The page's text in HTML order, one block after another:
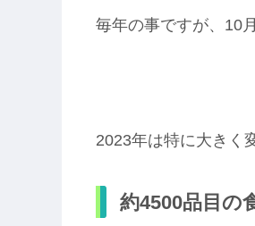
毎年の事ですが、10
2023年は特に大きく
約4500品目の